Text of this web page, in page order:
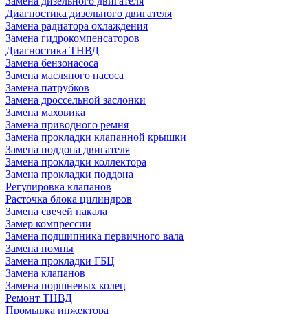
Диагностика дизельного двигателя
Замена радиатора охлаждения
Замена гидрокомпенсаторов
Диагностика ТНВД
Замена бензонасоса
Замена масляного насоса
Замена патрубков
Замена дроссельной заслонки
Замена маховика
Замена приводного ремня
Замена прокладки клапанной крышки
Замена поддона двигателя
Замена прокладки коллектора
Замена прокладки поддона
Регулировка клапанов
Расточка блока цилиндров
Замена свечей накала
Замер компрессии
Замена подшипника первичного вала
Замена помпы
Замена прокладки ГБЦ
Замена клапанов
Замена поршневых колец
Ремонт ТНВД
Промывка инжектора